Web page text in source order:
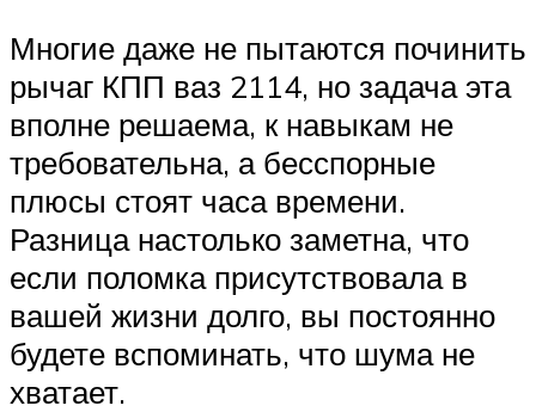
Многие даже не пытаются починить
рычаг КПП ваз 2114, но задача эта
вполне решаема, к навыкам не
требовательна, а бесспорные
плюсы стоят часа времени.
Разница настолько заметна, что
если поломка присутствовала в
вашей жизни долго, вы постоянно
будете вспоминать, что шума не
хватает.